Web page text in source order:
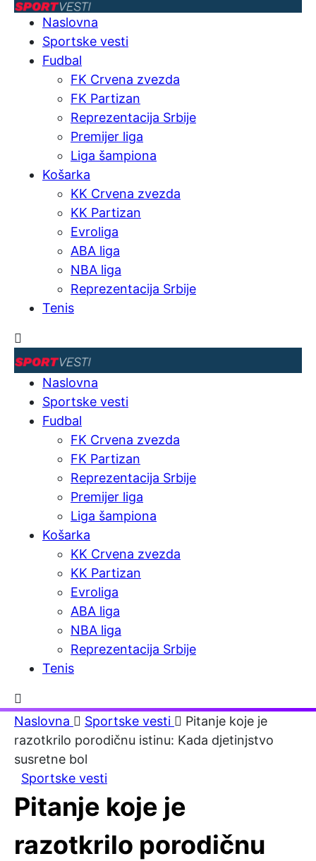
Naslovna
Sportske vesti
Fudbal
FK Crvena zvezda
FK Partizan
Reprezentacija Srbije
Premijer liga
Liga šampiona
Košarka
KK Crvena zvezda
KK Partizan
Evroliga
ABA liga
NBA liga
Reprezentacija Srbije
Tenis
Naslovna
Sportske vesti
Fudbal
FK Crvena zvezda
FK Partizan
Reprezentacija Srbije
Premijer liga
Liga šampiona
Košarka
KK Crvena zvezda
KK Partizan
Evroliga
ABA liga
NBA liga
Reprezentacija Srbije
Tenis
Naslovna Sportske vesti
Pitanje koje je
razotkrilo porodičnu istinu: Kada djetinjstvo
susretne bol
Sportske vesti
Pitanje koje je
razotkrilo porodičnu